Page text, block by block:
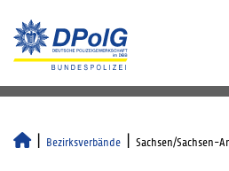
Bezirksverbände Sachsen/Sachsen-